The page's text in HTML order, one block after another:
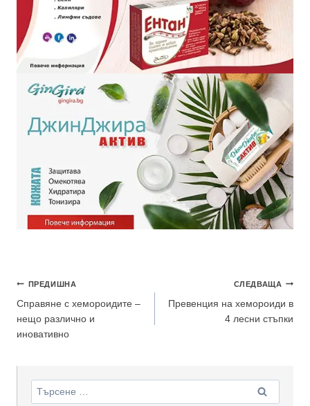
ПРЕДИШНА
Справяне с хемороидите –
нещо различно и
иновативно
СЛЕДВАЩА
Превенция на хемороиди в
4 лесни стъпки